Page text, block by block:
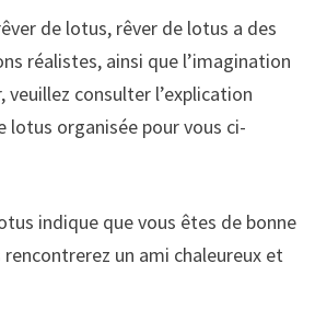
de lotus, rêver de lotus a des
réalistes, ainsi que l’imagination
veuillez consulter l’explication
lotus organisée pour vous ci-
indique que vous êtes de bonne
un ami chaleureux et